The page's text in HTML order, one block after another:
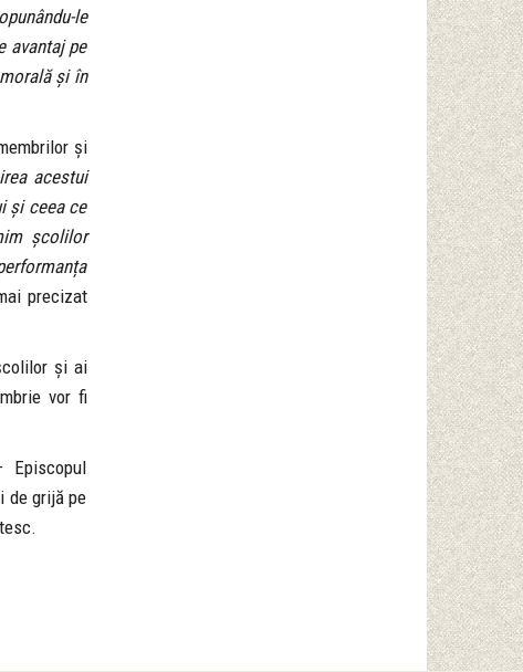
le
avantaj pe
și în
și
acestui
și ceea ce
școlilor
precizat
și ai
vor fi
Episcopul
de grijă pe